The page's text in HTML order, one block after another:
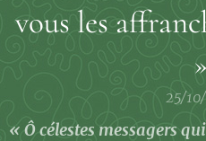
vous les
»
25/
« Ô célestes messagers